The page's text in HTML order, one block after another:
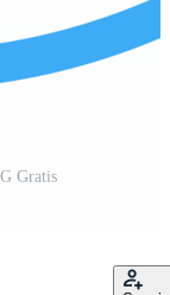
Gratis